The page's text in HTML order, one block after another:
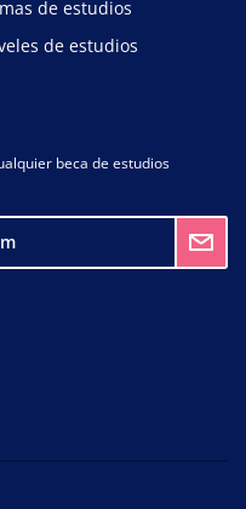
de estudios
de estudios
beca de estudios